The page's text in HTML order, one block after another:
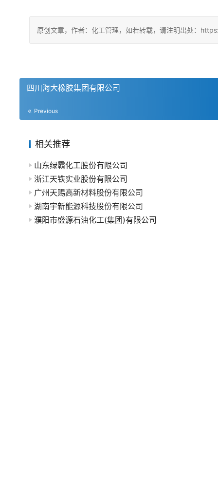
原创文章，作者：化工管理，如若转载，请注明出处：
四川海大橡胶集团有限公司
Previous
相关推荐
山东绿霸化工股份有限公司
浙江天铁实业股份有限公司
广州天赐高新材料股份有限公司
湖南宇新能源科技股份有限公司
濮阳市盛源石油化工(集团)有限公司